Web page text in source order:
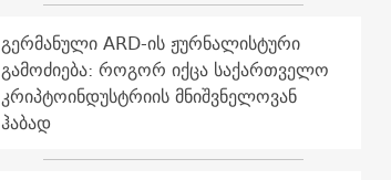
გერმანული ARD-ის ჟურნალისტური
გამოძიება: როგორ იქცა საქართველო
კრიპტოინდუსტრიის მნიშვნელოვან
ჰაბად